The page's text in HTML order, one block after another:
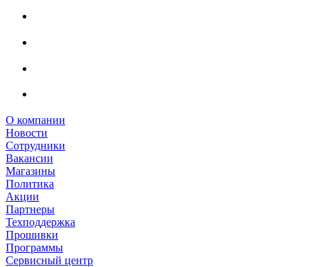
О компании
Новости
Сотрудники
Вакансии
Магазины
Политика
Акции
Партнеры
Техподдержка
Прошивки
Программы
Сервисный центр